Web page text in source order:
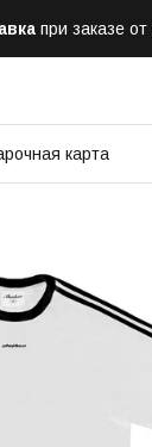
при заказе
часа
карта